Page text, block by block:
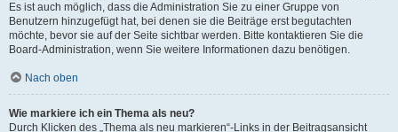
Es ist auch möglich, dass die Administration Sie zu einer Gruppe von
Benutzern hinzugefügt hat, bei denen sie die Beiträge erst begutachten
möchte, bevor sie auf der Seite sichtbar werden. Bitte kontaktieren Sie die
Board-Administration, wenn Sie weitere Informationen dazu benötigen.
Nach oben
Wie markiere ich ein Thema als neu?
Durch Klicken des „Thema als neu markieren“-Links in der Beitragsansicht